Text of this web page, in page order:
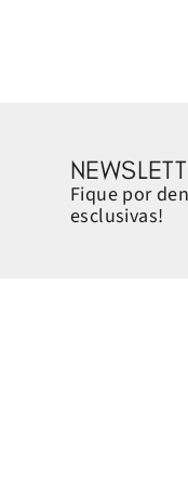
Fique por
esclusivas!